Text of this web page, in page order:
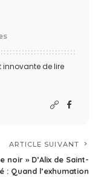
innovante de lire
ARTICLE SUIVANT
noir » D’Alix de Saint-
: Quand l’exhumation